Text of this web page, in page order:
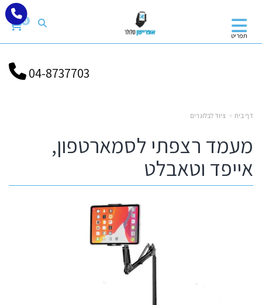
תפריט
0
04-8737703
דף בית ציוד לבלוגרים
מעמד רצפתי לסמארטפון,
אייפד וטאבלט